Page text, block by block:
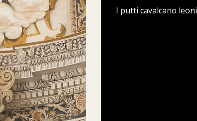
I putti cavalcano leoni